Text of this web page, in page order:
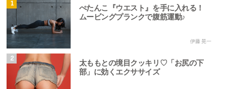
1
ぺたんこ『ウエスト』を手に入れる！
ムービングプランクで腹筋運動♪
伊藤 晃一
2
太ももとの境目クッキリ♡「お尻の下
部」に効くエクササイズ